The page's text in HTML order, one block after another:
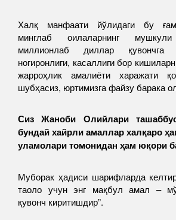
Халқ манфаати йўлидаги бу
минглаб оилаларнинг
миллионлаб диллар
ногиронлиги, касаллиги бор
жарроҳлик амалиёти харажати
шубҳасиз, юртимизга файзу барака
Сиз Жаноби Олийлари
бундай хайрли амаллар халқаро
уламолари томонидан ҳам юқори
Муборак ҳадиси шарифларда
таоло учун энг мақбул амал –
қувонч киритишдир”.